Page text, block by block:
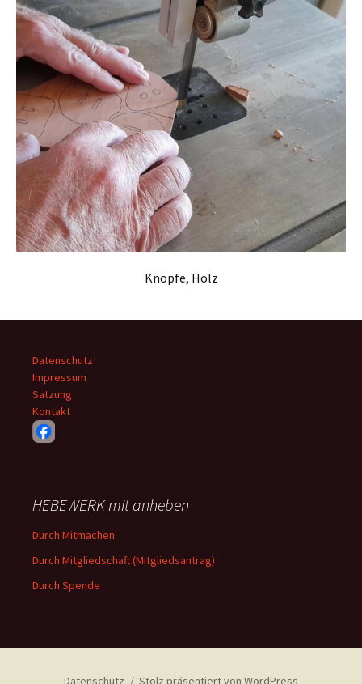
Knöpfe, Holz
Datenschutz
Impressum
Satzung
Kontakt
HEBEWERK mit anheben
Durch Mitmachen
Durch Mitgliedschaft (Mitgliedsantrag)
Durch Spende
Datenschutz Stolz präsentiert von WordPress